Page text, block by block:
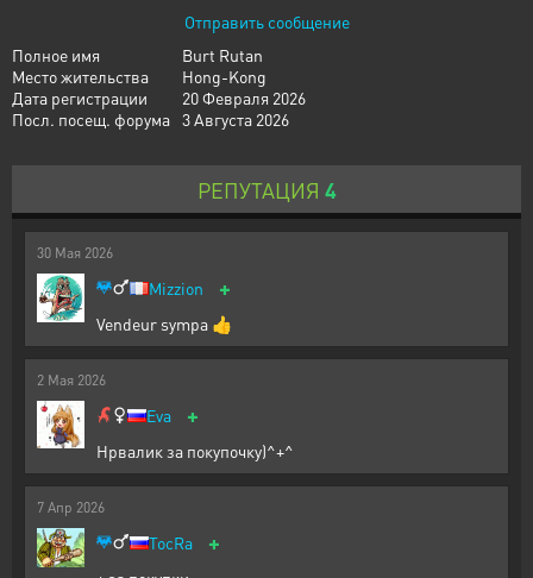
Отправить сообщение
Полное имя
Burt Rutan
Место жительства
Hong-Kong
Дата регистрации
20 Февраля 2026
Посл. посещ. форума 3 Августа 2026
РЕПУТАЦИЯ 4
30 Мая 2026
Mizzion +
Vendeur sympa 👍
2 Мая 2026
Eva +
Нрвалик за покупочку)^+^
7 Апр 2026
TocRa +